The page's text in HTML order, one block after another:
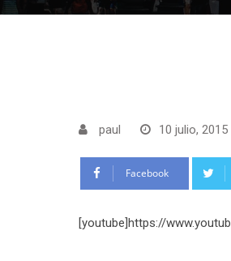
paul 10 julio, 2015
Facebook
[youtube]https://